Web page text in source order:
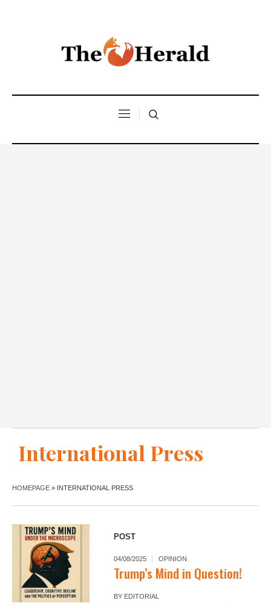
International Press
HOMEPAGE » INTERNATIONAL PRESS
POST
04/08/2025 OPINION
Trump’s Mind in Question!
BY EDITORIAL